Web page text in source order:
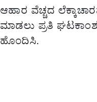
ಆಹಾರ ವೆಚ್ಚದ
ಮಾಡಲು ಪ್ರತಿ
ಹೊಂದಿಸಿ.